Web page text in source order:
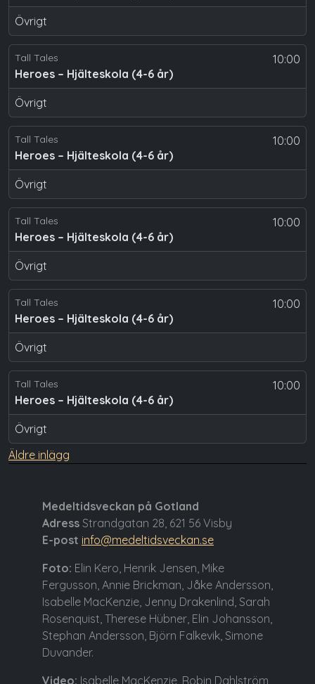
Övrigt
10:00
Tall Tales
Heroes – Hjälteskola (4-6 år)
Övrigt
10:00
Tall Tales
Heroes – Hjälteskola (4-6 år)
Övrigt
10:00
Tall Tales
Heroes – Hjälteskola (4-6 år)
Övrigt
10:00
Tall Tales
Heroes – Hjälteskola (4-6 år)
Övrigt
10:00
Tall Tales
Heroes – Hjälteskola (4-6 år)
Övrigt
Inläggsnavigering
Äldre inlägg
Medeltidsveckan på Gotland
Adress Strandgatan 28, 621 56 Visby
E-post info@medeltidsveckan.se
Foto: Elin Kero, Henrik Jensen, Mike
Fergusson, Annie Brickman, Jåke Andersson,
Isabelle MacKenzie, Jenny Drakenlind, Sarah
Rosenquist, Therese Hübner, Elin Johansson,
Stephan Andersson, Björn Falkevik, Simone
Duvander.
Video: Isabelle MacKenzie, Robin Dahlström,